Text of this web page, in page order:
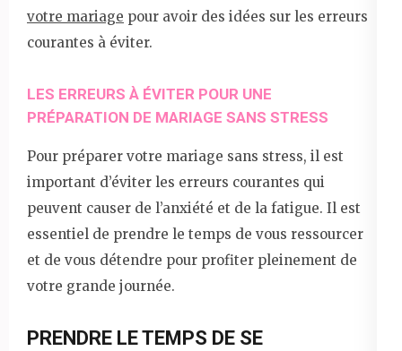
votre mariage pour avoir des idées sur les erreurs
courantes à éviter.
LES ERREURS À ÉVITER POUR UNE
PRÉPARATION DE MARIAGE SANS STRESS
Pour préparer votre mariage sans stress, il est
important d’éviter les erreurs courantes qui
peuvent causer de l’anxiété et de la fatigue. Il est
essentiel de prendre le temps de vous ressourcer
et de vous détendre pour profiter pleinement de
votre grande journée.
PRENDRE LE TEMPS DE SE